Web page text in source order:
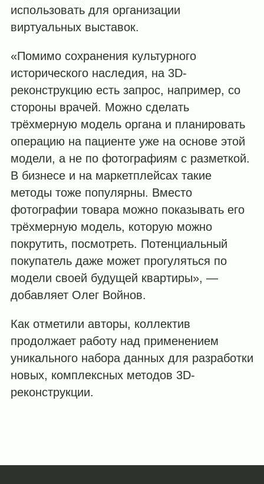
использовать для организации
виртуальных выставок.
«Помимо сохранения культурного
исторического наследия, на 3D-
реконструкцию есть запрос, например, со
стороны врачей. Можно сделать
трёхмерную модель органа и планировать
операцию на пациенте уже на основе этой
модели, а не по фотографиям с разметкой.
В бизнесе и на маркетплейсах такие
методы тоже популярны. Вместо
фотографии товара можно показывать его
трёхмерную модель, которую можно
покрутить, посмотреть. Потенциальный
покупатель даже может прогуляться по
модели своей будущей квартиры», —
добавляет Олег Войнов.
Как отметили авторы, коллектив
продолжает работу над применением
уникального набора данных для разработки
новых, комплексных методов 3D-
реконструкции.